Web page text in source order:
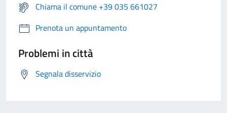
Chiama il comune +39 035 661027
Prenota un appuntamento
Problemi in città
Segnala disservizio